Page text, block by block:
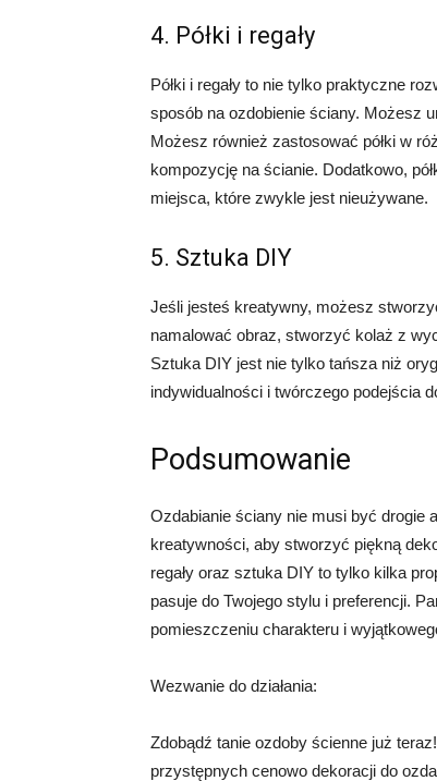
4. Półki i regały
Półki i regały to nie tylko praktyczne
sposób na ozdobienie ściany. Możesz
Możesz również zastosować półki w
kompozycję na ścianie. Dodatkowo,
miejsca, które zwykle jest nieużywane.
5. Sztuka DIY
Jeśli jesteś kreatywny, możesz
namalować obraz, stworzyć kolaż z
Sztuka DIY jest nie tylko tańsza niż
indywidualności i twórczego podejścia
Podsumowanie
Ozdabianie ściany nie musi być drogie
kreatywności, aby stworzyć piękną
regały oraz sztuka DIY to tylko kilka
pasuje do Twojego stylu i preferencji.
pomieszczeniu charakteru i
Wezwanie do działania:
Zdobądź tanie ozdoby ścienne już
przystępnych cenowo dekoracji do